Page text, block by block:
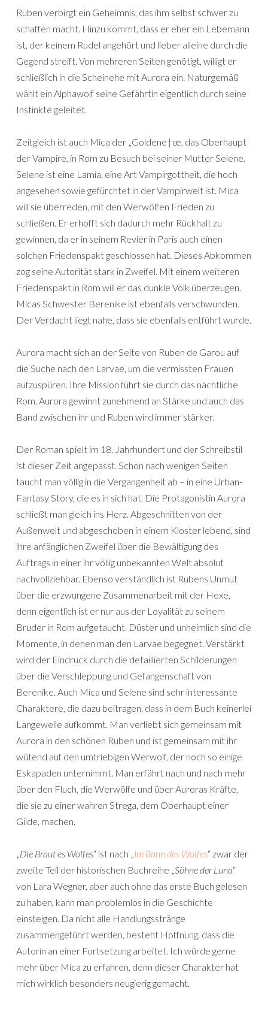
Ruben verbirgt ein Geheimnis, das ihm selbst schwer zu
schaffen macht. Hinzu kommt, dass er eher ein Lebemann
ist, der keinem Rudel angehört und lieber alleine durch die
Gegend streift. Von mehreren Seiten genötigt, willigt er
schließlich in die Scheinehe mit Aurora ein. Naturgemäß
wählt ein Alphawolf seine Gefährtin eigentlich durch seine
Instinkte geleitet.
Zeitgleich ist auch Mica der „Goldene†œ, das Oberhaupt
der Vampire, in Rom zu Besuch bei seiner Mutter Selene.
Selene ist eine Lamia, eine Art Vampirgottheit, die hoch
angesehen sowie gefürchtet in der Vampirwelt ist. Mica
will sie überreden, mit den Werwölfen Frieden zu
schließen. Er erhofft sich dadurch mehr Rückhalt zu
gewinnen, da er in seinem Revier in Paris auch einen
solchen Friedenspakt geschlossen hat. Dieses Abkommen
zog seine Autorität stark in Zweifel. Mit einem weiteren
Friedenspakt in Rom will er das dunkle Volk überzeugen.
Micas Schwester Berenike ist ebenfalls verschwunden.
Der Verdacht liegt nahe, dass sie ebenfalls entführt wurde.
Aurora macht sich an der Seite von Ruben de Garou auf
die Suche nach den Larvae, um die vermissten Frauen
aufzuspüren. Ihre Mission führt sie durch das nächtliche
Rom. Aurora gewinnt zunehmend an Stärke und auch das
Band zwischen ihr und Ruben wird immer stärker.
Der Roman spielt im 18. Jahrhundert und der Schreibstil
ist dieser Zeit angepasst. Schon nach wenigen Seiten
taucht man völlig in die Vergangenheit ab – in eine Urban-
Fantasy Story, die es in sich hat. Die Protagonistin Aurora
schließt man gleich ins Herz. Abgeschnitten von der
Außenwelt und abgeschoben in einem Kloster lebend, sind
ihre anfänglichen Zweifel über die Bewältigung des
Auftrags in einer ihr völlig unbekannten Welt absolut
nachvollziehbar. Ebenso verständlich ist Rubens Unmut
über die erzwungene Zusammenarbeit mit der Hexe,
denn eigentlich ist er nur aus der Loyalität zu seinem
Bruder in Rom aufgetaucht. Düster und unheimlich sind die
Momente, in denen man den Larvae begegnet. Verstärkt
wird der Eindruck durch die detaillierten Schilderungen
über die Verschleppung und Gefangenschaft von
Berenike. Auch Mica und Selene sind sehr interessante
Charaktere, die dazu beitragen, dass in dem Buch keinerlei
Langeweile aufkommt. Man verliebt sich gemeinsam mit
Aurora in den schönen Ruben und ist gemeinsam mit ihr
wütend auf den umtriebigen Werwolf, der noch so einige
Eskapaden unternimmt. Man erfährt nach und nach mehr
über den Fluch, die Werwölfe und über Auroras Kräfte,
die sie zu einer wahren Strega, dem Oberhaupt einer
Gilde, machen.
„Die Braut es Wolfes“ ist nach „Im Bann des Wolfes“ zwar der
zweite Teil der historischen Buchreihe „Söhne der Luna“
von Lara Wegner, aber auch ohne das erste Buch gelesen
zu haben, kann man problemlos in die Geschichte
einsteigen. Da nicht alle Handlungsstränge
zusammengeführt werden, besteht Hoffnung, dass die
Autorin an einer Fortsetzung arbeitet. Ich würde gerne
mehr über Mica zu erfahren, denn dieser Charakter hat
mich wirklich besonders neugierig gemacht.